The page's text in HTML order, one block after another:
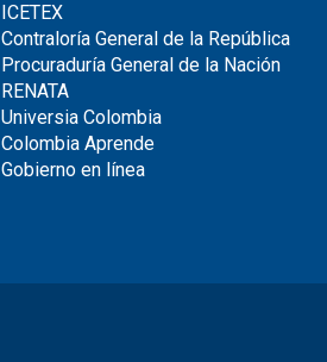
ICETEX
Contraloría General de la República
Procuraduría General de la Nación
RENATA
Universia Colombia
Colombia Aprende
Gobierno en línea